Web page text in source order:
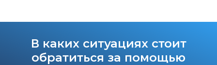
В каких ситуациях стоит
обратиться за помощью